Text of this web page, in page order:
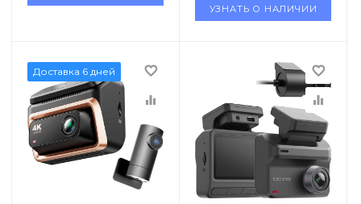
УЗНАТЬ О НАЛИЧИИ
Доставка 6 дней
favorite_border
equalizer
favorite_border
equalizer